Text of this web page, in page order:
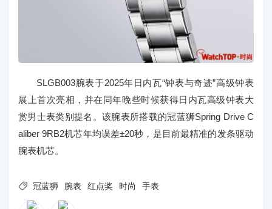
SLGB003腕表于2025年日内瓦“钟表与奇迹”高级钟表
展上首次亮相，并在同年晚些时候获得日内瓦高级钟表大
赏男士表类别提名。该腕表所搭载的冠蓝狮Spring Drive C
aliber 9RB2机芯年均误差±20秒，是目前最精准的发条驱动
腕表机芯。
 冠蓝狮 腕表 红点奖 时尚 手表